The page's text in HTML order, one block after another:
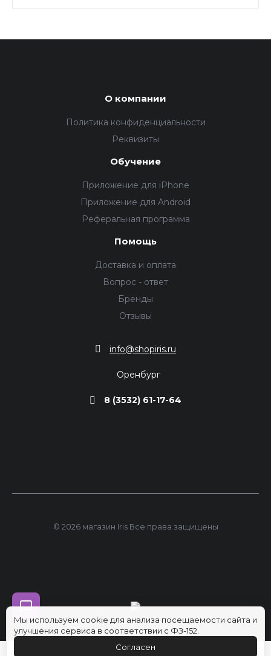
О компании
Политика конфиденциальности
Реквизиты
Обучение
Приложение для iPhone
Приложение для Android
Реферальная программа
Помощь
Доставка и оплата
Вопрос - ответ
Бренды
Отзывы
info@shopiris.ru
Оренбург
8 (3532) 61-17-64
© 2026 магазин Iris Все права защищены
Мы используем cookie для анализа посещаемости сайта и
улучшения сервиса в соответствии с ФЗ-152.
Согласен